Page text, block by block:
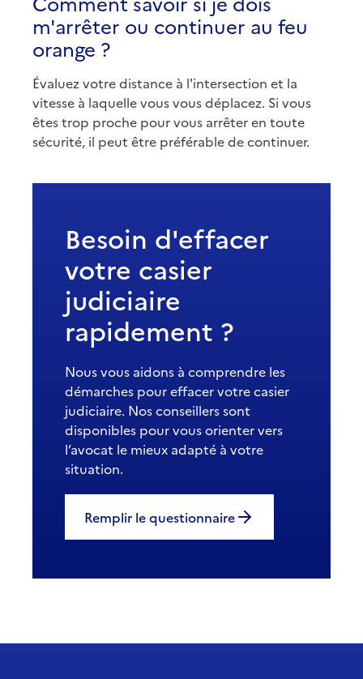
m'arrêter ou continuer au feu
orange ?
Évaluez votre distance à l'intersection et la
vitesse à laquelle vous vous déplacez. Si vous
êtes trop proche pour vous arrêter en toute
sécurité, il peut être préférable de continuer.
Besoin d'effacer
votre casier
judiciaire
rapidement ?
Nous vous aidons à comprendre les
démarches pour effacer votre casier
judiciaire. Nos conseillers sont
disponibles pour vous orienter vers
l’avocat le mieux adapté à votre
situation.
Remplir le questionnaire